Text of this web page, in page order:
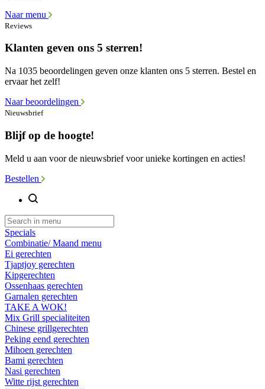
Naar menu
Reviews
Klanten geven ons 5 sterren!
Na 1035 beoordelingen geven onze klanten ons 5 sterren. Bestel en
ervaar het zelf!
Naar beoordelingen
Nieuwsbrief
Blijf op de hoogte!
Meld u aan voor de nieuwsbrief voor unieke kortingen en acties!
Bestellen
Specials
Combinatie/ Maand menu
Ei gerechten
Tjaptjoy gerechten
Kipgerechten
Ossenhaas gerechten
Garnalen gerechten
TAKE A WOK!
Mix Grill specialiteiten
Chinese grillgerechten
Peking eend gerechten
Mihoen gerechten
Bami gerechten
Nasi gerechten
Witte rijst gerechten